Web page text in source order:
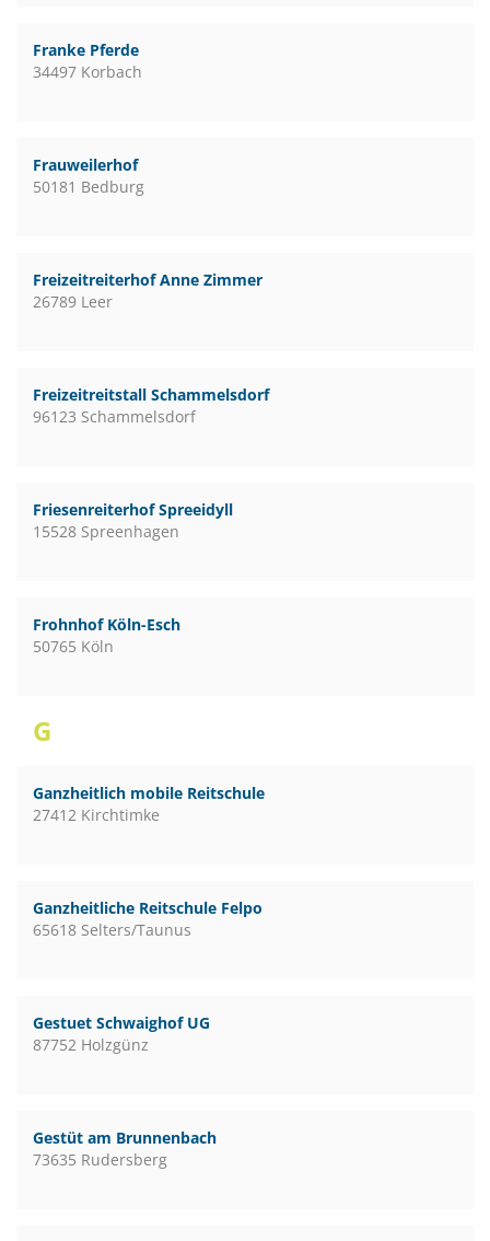
Franke Pferde
34497 Korbach
Frauweilerhof
50181 Bedburg
Freizeitreiterhof Anne Zimmer
26789 Leer
Freizeitreitstall Schammelsdorf
96123 Schammelsdorf
Friesenreiterhof Spreeidyll
15528 Spreenhagen
Frohnhof Köln-Esch
50765 Köln
G
Ganzheitlich mobile Reitschule
27412 Kirchtimke
Ganzheitliche Reitschule Felpo
65618 Selters/Taunus
Gestuet Schwaighof UG
87752 Holzgünz
Gestüt am Brunnenbach
73635 Rudersberg